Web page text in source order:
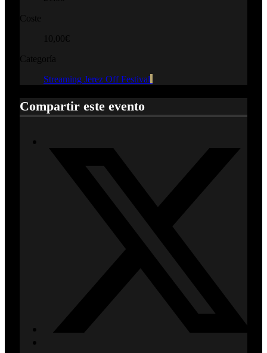
Coste
10,00€
Categoría
Streaming Jerez Off Festival
Compartir este evento